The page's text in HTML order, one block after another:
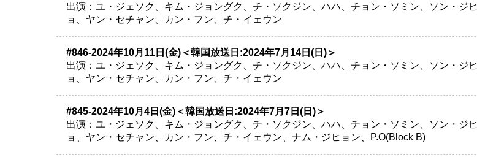
出演：ユ・ジェソク、キム・ジョングク、チ・ソクジン、ハハ、チョン・ソミン、ソン・ジヒ
ョ、ヤン・セチャン、カン・フン、チ・イェウン
#846-2024年10月11日(金)＜韓国放送日:2024年7月14日(日)＞
出演：ユ・ジェソク、キム・ジョングク、チ・ソクジン、ハハ、チョン・ソミン、ソン・ジヒ
ョ、ヤン・セチャン、カン・フン、チ・イェウン
#845-2024年10月4日(金)＜韓国放送日:2024年7月7日(日)＞
出演：ユ・ジェソク、キム・ジョングク、チ・ソクジン、ハハ、チョン・ソミン、ソン・ジヒ
ョ、ヤン・セチャン、カン・フン、チ・イェウン、ナム・ジヒョン、P.O(Block B)